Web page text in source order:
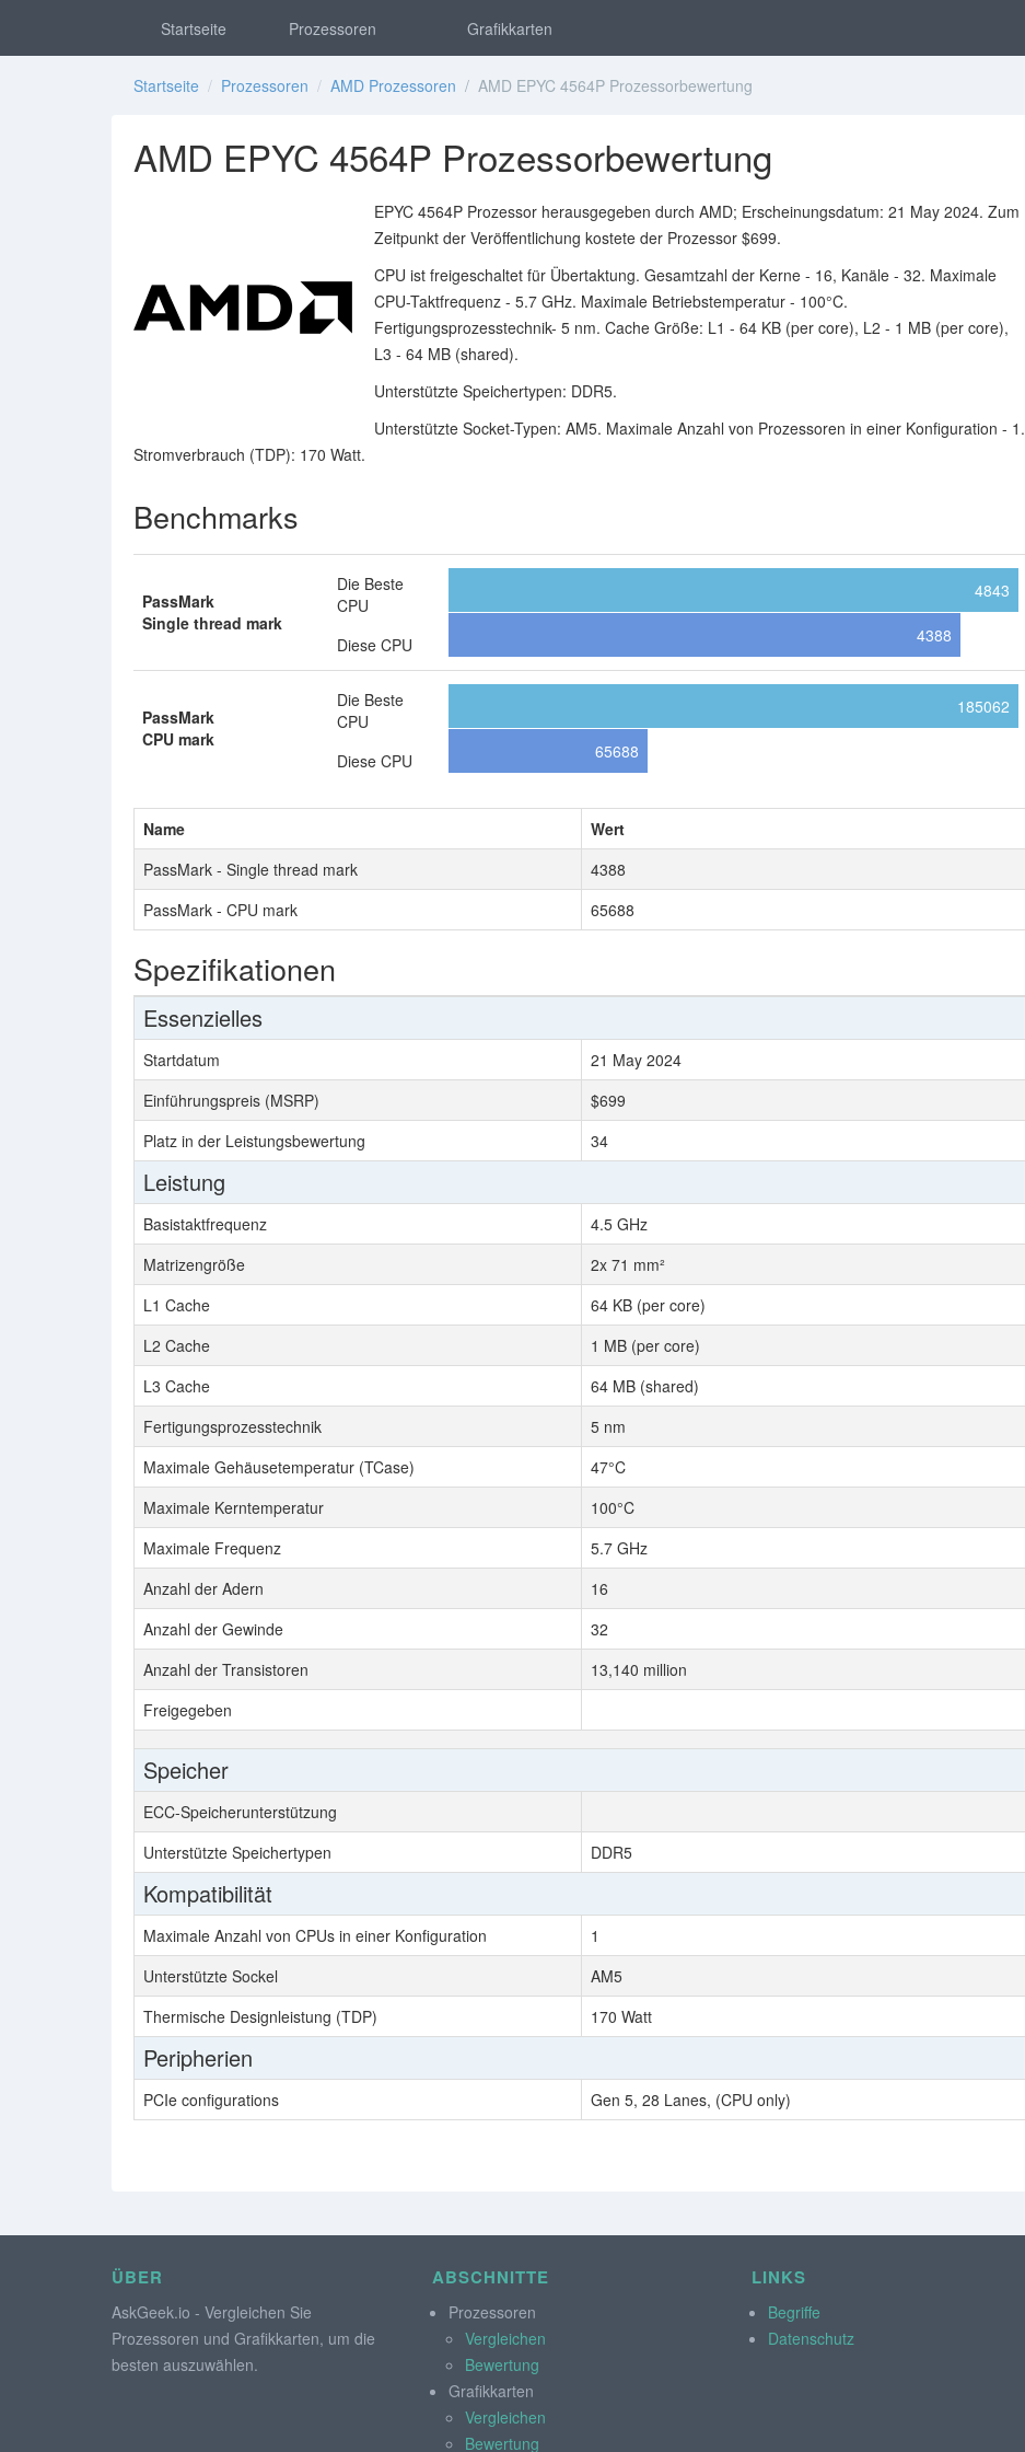
Startseite Prozessoren Grafikkarten
Startseite / Prozessoren / AMD Prozessoren / AMD EPYC 4564P Prozessorbewertung
AMD EPYC 4564P Prozessorbewertung
EPYC 4564P Prozessor herausgegeben durch AMD; Erscheinungsdatum: 21 May 2024. Zum
Zeitpunkt der Veröffentlichung kostete der Prozessor $699.
CPU ist freigeschaltet für Übertaktung. Gesamtzahl der Kerne - 16, Kanäle - 32. Maximale
CPU-Taktfrequenz - 5.7 GHz. Maximale Betriebstemperatur - 100°C.
Fertigungsprozesstechnik- 5 nm. Cache Größe: L1 - 64 KB (per core), L2 - 1 MB (per core),
L3 - 64 MB (shared).
Unterstützte Speichertypen: DDR5.
Unterstützte Socket-Typen: AM5. Maximale Anzahl von Prozessoren in einer Konfiguration - 1.
Stromverbrauch (TDP): 170 Watt.
Benchmarks
PassMark
Single thread mark
Die Beste
CPU
Diese CPU
4843
4388
PassMark
CPU mark
Die Beste
CPU
Diese CPU
185062
65688
Name
Wert
PassMark - Single thread mark
4388
PassMark - CPU mark
65688
Spezifikationen
Essenzielles
Startdatum
21 May 2024
Einführungspreis (MSRP)
$699
Platz in der Leistungsbewertung
34
Leistung
Basistaktfrequenz
4.5 GHz
Matrizengröße
2x 71 mm²
L1 Cache
64 KB (per core)
L2 Cache
1 MB (per core)
L3 Cache
64 MB (shared)
Fertigungsprozesstechnik
5 nm
Maximale Gehäusetemperatur (TCase)
47°C
Maximale Kerntemperatur
100°C
Maximale Frequenz
5.7 GHz
Anzahl der Adern
16
Anzahl der Gewinde
32
Anzahl der Transistoren
13,140 million
Freigegeben
Speicher
ECC-Speicherunterstützung
Unterstützte Speichertypen
DDR5
Kompatibilität
Maximale Anzahl von CPUs in einer Konfiguration
1
Unterstützte Sockel
AM5
Thermische Designleistung (TDP)
170 Watt
Peripherien
PCIe configurations Gen 5, 28 Lanes, (CPU only)
ÜBER
AskGeek.io - Vergleichen Sie
Prozessoren und Grafikkarten, um die
besten auszuwählen.
ABSCHNITTE
Prozessoren
Vergleichen
Bewertung
Grafikkarten
Vergleichen
Bewertung
LINKS
Begriffe
Datenschutz